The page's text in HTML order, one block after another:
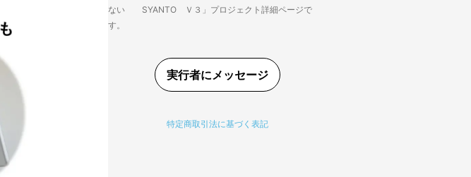
ない SYANTO Ｖ３」プロジェクト詳細ページで
す。
実行者にメッセージ
特定商取引法に基づく表記